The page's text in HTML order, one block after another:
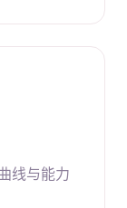
线与能力